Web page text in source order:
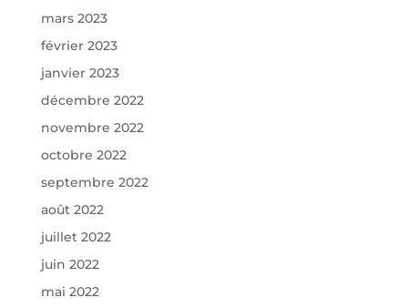
mars 2023
février 2023
janvier 2023
décembre 2022
novembre 2022
octobre 2022
septembre 2022
août 2022
juillet 2022
juin 2022
mai 2022